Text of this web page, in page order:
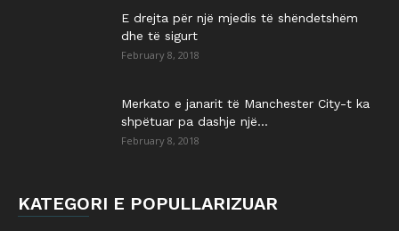
E drejta për një mjedis të shëndetshëm
dhe të sigurt
February 8, 2018
Merkato e janarit të Manchester City-t ka
shpëtuar pa dashje një...
February 8, 2018
KATEGORI E POPULLARIZUAR